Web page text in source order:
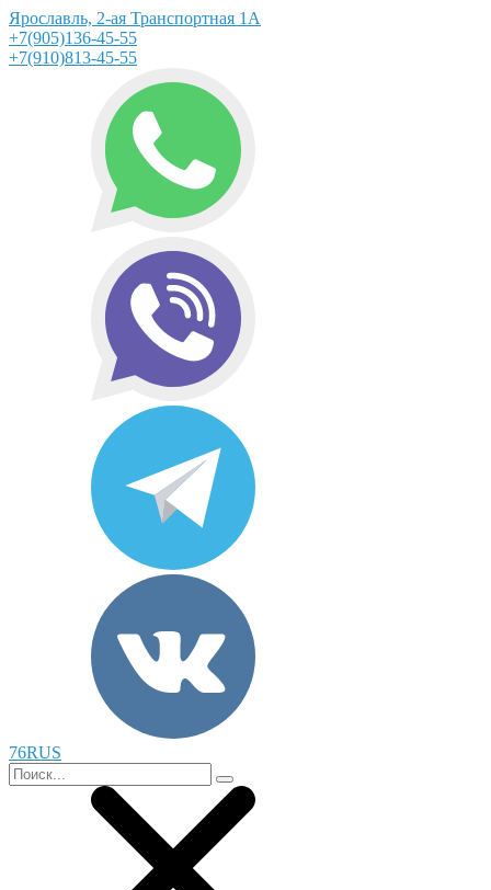
Ярославль, 2-ая Транспортная 1А
+7(905)136-45-55
+7(910)813-45-55
76RUS